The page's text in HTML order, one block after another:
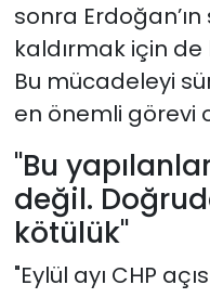
sonra Erdoğan’ın
kaldırmak için
Bu mücadeleyi
en önemli görevi
"Bu
değil.
kötülük"
"Eylül ayı CHP